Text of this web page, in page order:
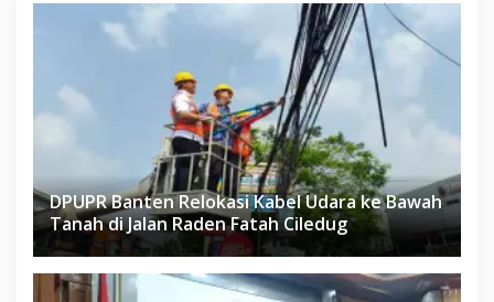
DPUPR Banten Relokasi Kabel Udara ke Bawah
Tanah di Jalan Raden Fatah Ciledug